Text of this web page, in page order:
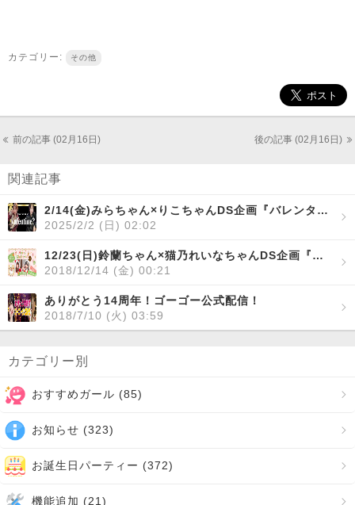
カテゴリー: その他
前の記事 (02月16日) 後の記事 (02月16日)
関連記事
2/14(金)みらちゃん×りこちゃんDS企画『バレンタインDS』開催！
2025/2/2 (日) 02:02
12/23(日)鈴蘭ちゃん×猫乃れいなちゃんDS企画『猫鈴☆ホームピザパーティ☆』
2018/12/14 (金) 00:21
ありがとう14周年！ゴーゴー公式配信！
2018/7/10 (火) 03:59
カテゴリー別
おすすめガール (85)
お知らせ (323)
お誕生日パーティー (372)
機能追加 (21)